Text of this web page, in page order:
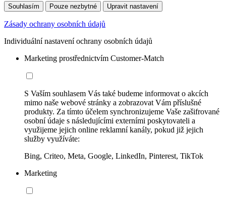
Souhlasím Pouze nezbytné Upravit nastavení
Zásady ochrany osobních údajů
Individuální nastavení ochrany osobních údajů
Marketing prostřednictvím Customer-Match
S Vaším souhlasem Vás také budeme informovat o akcích
mimo naše webové stránky a zobrazovat Vám příslušné
produkty. Za tímto účelem synchronizujeme Vaše zašifrované
osobní údaje s následujícími externími poskytovateli a
využijeme jejich online reklamní kanály, pokud již jejich
služby využíváte:
Bing, Criteo, Meta, Google, LinkedIn, Pinterest, TikTok
Marketing